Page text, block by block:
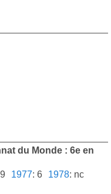
du Monde : 6e en
9 1977: 6 1978: nc